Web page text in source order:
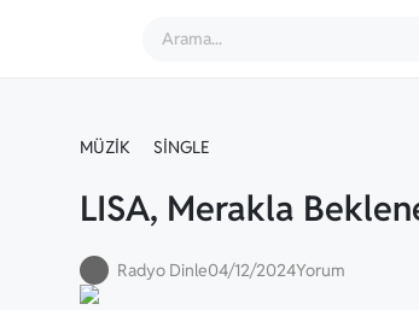
MÜZIK SINGLE
LISA, Merakla
Radyo Dinle04/12/2024Yorum